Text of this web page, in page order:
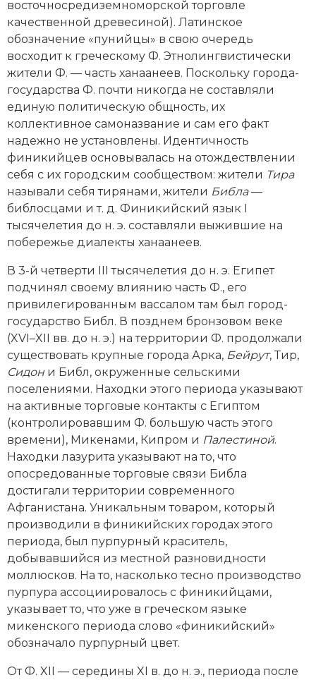
Историческая география и топонимика
История материальной и духовной культуры
История международных отношений
История, философия, теория и методология
исторического знания
Итория международных отношений
Латинская Америка
Новая история
Новейшая история
Нумизматика
Образование
Общественные объединения и организации
Политическая история
Революции и народные движения
Религия и церковь
Россия
Северная Америка
Социально-экономическая история
Специальные исторические дисциплины
СССР
Южная Америка
восточносредиземноморской торговле
качественной древесиной). Латинское
обозначение «пунийцы» в свою очередь
восходит к греческому Ф. Этнолингвистически
жители Ф. — часть ханаанеев. Поскольку города-
государства Ф. почти никогда не составляли
единую политическую общность, их
коллективное самоназвание и сам его факт
надежно не установлены. Идентичность
финикийцев основывалась на отождествлении
себя с их городским сообществом: жители Тира
называли себя тирянами, жители Библа—
библосцами и т. д. Финикийский язык I
тысячелетия до н. э. составляли выжившие на
побережье диалекты ханаанеев.
В 3-й четверти III тысячелетия до н. э. Египет
подчинял своему влиянию часть Ф., его
привилегированным вассалом там был город-
государство Библ. В позднем бронзовом веке
(XVI–XII вв. до н. э.) на территории Ф. продолжали
существовать крупные города Арка, Бейрут, Тир,
Сидон и Библ, окруженные сельскими
поселениями. Находки этого периода указывают
на активные торговые контакты с Египтом
(контролировавшим Ф. большую часть этого
времени), Микенами, Кипром и Палестиной.
Находки лазурита указывают на то, что
опосредованные торговые связи Библа
достигали территории современного
Афганистана. Уникальным товаром, который
производили в финикийских городах этого
периода, был пурпурный краситель,
добывавшийся из местной разновидности
моллюсков. На то, насколько тесно производство
пурпура ассоциировалось с финикийцами,
указывает то, что уже в греческом языке
микенского периода слово «финикийский»
обозначало пурпурный цвет.
От Ф. XII — середины XI в. до н. э., периода после